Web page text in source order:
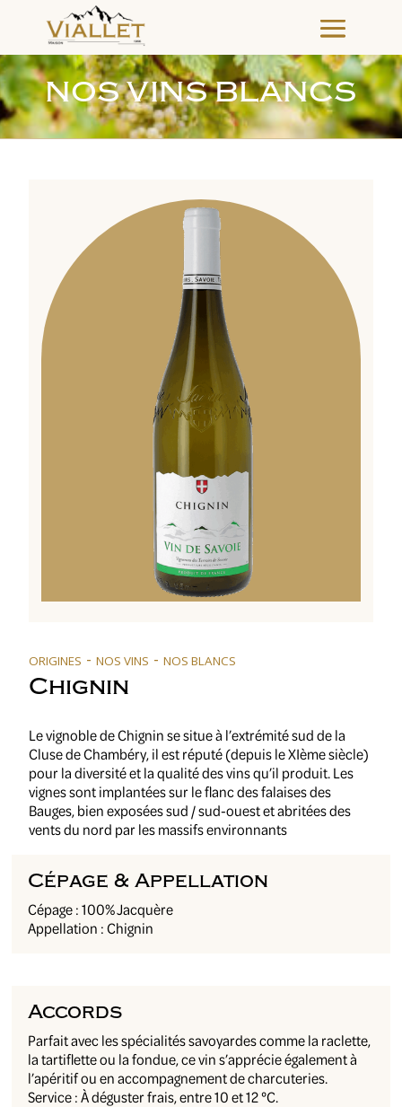
NOS VINS BLANCS
Chignin
ORIGINES -NOS VINS -NOS BLANCS
Le vignoble de Chignin se situe à l’extrémité sud de la
Cluse de Chambéry, il est réputé (depuis le XIème siècle)
pour la diversité et la qualité des vins qu’il produit. Les
vignes sont implantées sur le flanc des falaises des
Bauges, bien exposées sud / sud-ouest et abritées des
vents du nord par les massifs environnants
Cépage & Appellation
Cépage : 100% Jacquère
Appellation : Chignin
Accords
Parfait avec les spécialités savoyardes comme la raclette,
la tartiflette ou la fondue, ce vin s’apprécie également à
l’apéritif ou en accompagnement de charcuteries.
Service : À déguster frais, entre 10 et 12 °C.